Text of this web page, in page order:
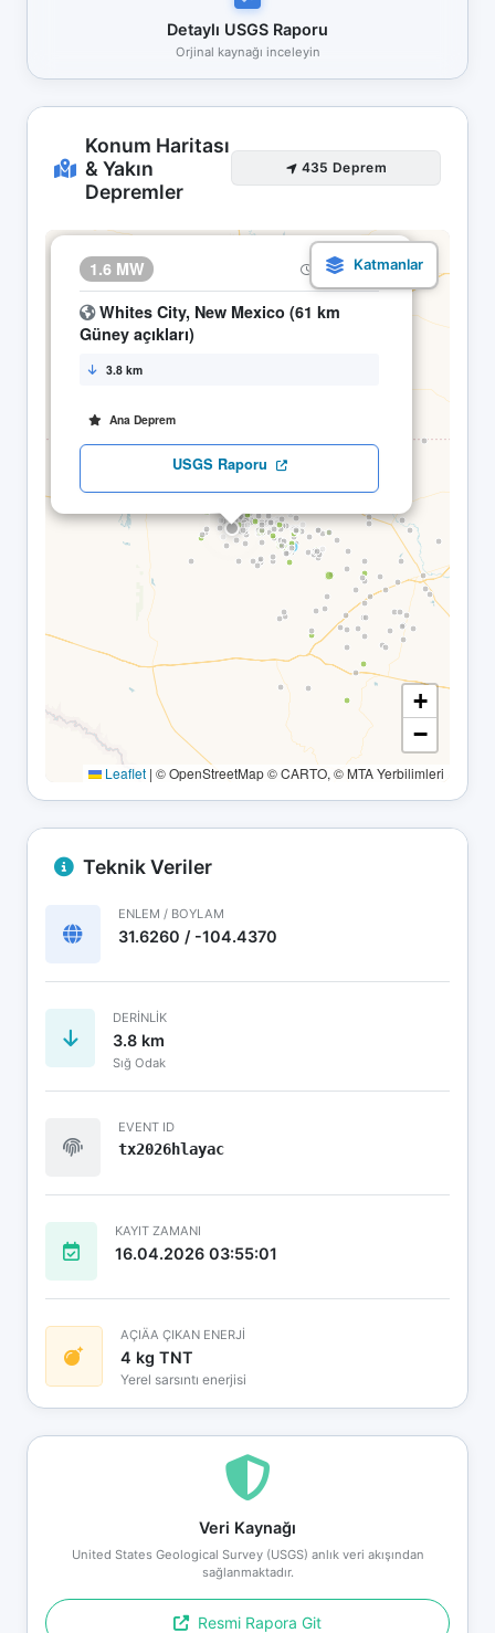
Detaylı USGS Raporu
Orjinal kaynağı inceleyin
Konum Haritası
& Yakın
Depremler
435 Deprem
1.6 MW 16.04 06:51
Whites City, New Mexico (61 km
Güney açıkları)
3.8 km
Ana Deprem
USGS Raporu
×
+
−
Leaflet | © OpenStreetMap © CARTO, © MTA Yerbilimleri
Teknik Veriler
ENLEM / BOYLAM
31.6260 / -104.4370
DERINLIK
3.8 km
Sığ Odak
EVENT ID
tx2026hlayac
KAYIT ZAMANI
16.04.2026 03:55:01
AÇIÄA ÇIKAN ENERJİ
4 kg TNT
Yerel sarsıntı enerjisi
Veri Kaynağı
United States Geological Survey (USGS) anlık veri akışından
sağlanmaktadır.
Resmi Rapora Git